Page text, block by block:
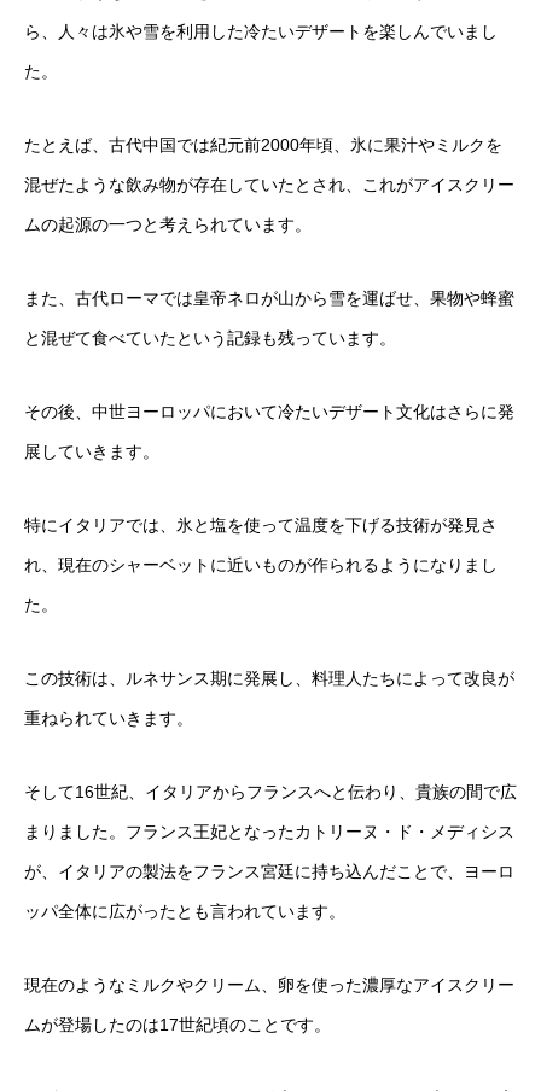
ら、人々は氷や雪を利用した冷たいデザートを楽しんでいまし
た。
たとえば、古代中国では紀元前2000年頃、氷に果汁やミルクを
混ぜたような飲み物が存在していたとされ、これがアイスクリー
ムの起源の一つと考えられています。
また、古代ローマでは皇帝ネロが山から雪を運ばせ、果物や蜂蜜
と混ぜて食べていたという記録も残っています。
その後、中世ヨーロッパにおいて冷たいデザート文化はさらに発
展していきます。
特にイタリアでは、氷と塩を使って温度を下げる技術が発見さ
れ、現在のシャーベットに近いものが作られるようになりまし
た。
この技術は、ルネサンス期に発展し、料理人たちによって改良が
重ねられていきます。
そして16世紀、イタリアからフランスへと伝わり、貴族の間で広
まりました。フランス王妃となったカトリーヌ・ド・メディシス
が、イタリアの製法をフランス宮廷に持ち込んだことで、ヨーロ
ッパ全体に広がったとも言われています。
現在のようなミルクやクリーム、卵を使った濃厚なアイスクリー
ムが登場したのは17世紀頃のことです。